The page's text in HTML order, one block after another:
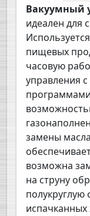
Вакуумный
идеален для
пищевых
часовую
управления
замены
возможна
на струну